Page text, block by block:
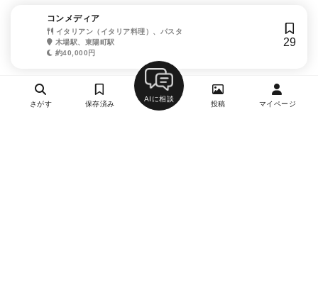
コンメディア
イタリアン（イタリア料理）、パスタ
木場駅、東陽町駅
約40,000円
29
さがす 保存済み
AIに相談
投稿 マイページ